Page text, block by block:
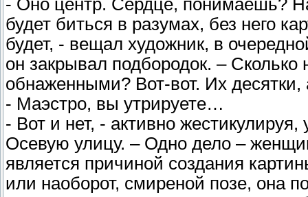
- Оно центр. Сердце, понимаешь?
будет биться в разумах, без него
будет, - вещал художник, в
он закрывал подбородок. –
обнаженными? Вот-вот. Их
- Маэстро, вы утрируете…
- Вот и нет, - активно
Осевую улицу. – Одно дело –
является причиной создания
или наоборот, смиреной позе, она